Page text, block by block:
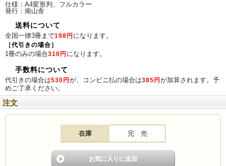
仕様：A4変形判、フルカラー
発行：南山舎
送料について
全国一律3冊まで198円 になります。
［代引きの場合］
1冊のみの場合310円 になります。
手数料について
代引きの場合は530円 が、コンビニ払の場合は385円 が加算されます。予
めご了承ください。
注文
在庫 完 売